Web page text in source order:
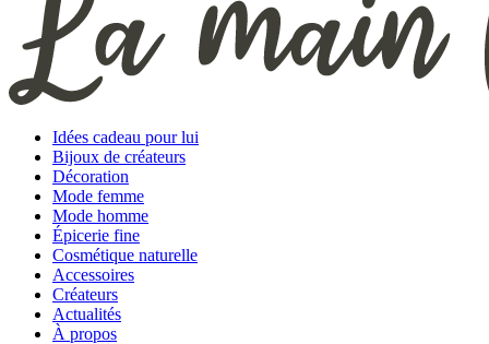
Idées cadeau pour lui
Bijoux de créateurs
Décoration
Mode femme
Mode homme
Épicerie fine
Cosmétique naturelle
Accessoires
Créateurs
Actualités
À propos